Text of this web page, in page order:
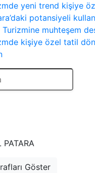
yeni trend kişiye
potansiyeli
Turizmine muhteşem
kişiye özel tatil
Göster